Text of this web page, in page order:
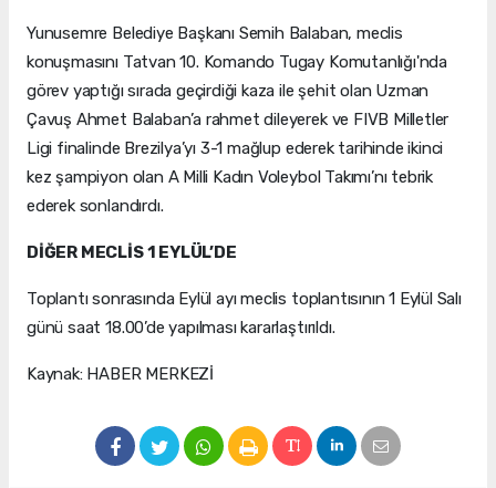
Yunusemre Belediye Başkanı Semih Balaban, meclis
konuşmasını Tatvan 10. Komando Tugay Komutanlığı'nda
görev yaptığı sırada geçirdiği kaza ile şehit olan Uzman
Çavuş Ahmet Balaban’a rahmet dileyerek ve FIVB Milletler
Ligi finalinde Brezilya’yı 3-1 mağlup ederek tarihinde ikinci
kez şampiyon olan A Milli Kadın Voleybol Takımı’nı tebrik
ederek sonlandırdı.
DİĞER MECLİS 1 EYLÜL’DE
Toplantı sonrasında Eylül ayı meclis toplantısının 1 Eylül Salı
günü saat 18.00’de yapılması kararlaştırıldı.
Kaynak: HABER MERKEZİ